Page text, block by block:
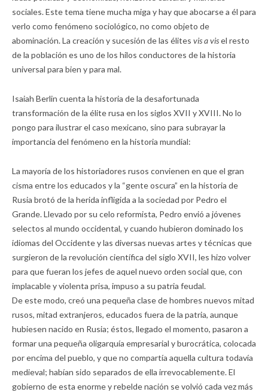
sociales. Este tema tiene mucha miga y hay que abocarse a él para
verlo como fenómeno sociológico, no como objeto de
abominación. La creación y sucesión de las élites vis a visel resto
de la población es uno de los hilos conductores de la historia
universal para bien y para mal.
Isaiah Berlin cuenta la historia de la desafortunada
transformación de la élite rusa en los siglos XVII y XVIII. No lo
pongo para ilustrar el caso mexicano, sino para subrayar la
importancia del fenómeno en la historia mundial:
La mayoría de los historiadores rusos convienen en que el gran
cisma entre los educados y la “gente oscura” en la historia de
Rusia brotó de la herida infligida a la sociedad por Pedro el
Grande. Llevado por su celo reformista, Pedro envió a jóvenes
selectos al mundo occidental, y cuando hubieron dominado los
idiomas del Occidente y las diversas nuevas artes y técnicas que
surgieron de la revolución científica del siglo XVII, les hizo volver
para que fueran los jefes de aquel nuevo orden social que, con
implacable y violenta prisa, impuso a su patria feudal.
De este modo, creó una pequeña clase de hombres nuevos mitad
rusos, mitad extranjeros, educados fuera de la patria, aunque
hubiesen nacido en Rusia; éstos, llegado el momento, pasaron a
formar una pequeña oligarquía empresarial y burocrática, colocada
por encima del pueblo, y que no compartía aquella cultura todavía
medieval; habían sido separados de ella irrevocablemente. El
gobierno de esta enorme y rebelde nación se volvió cada vez más